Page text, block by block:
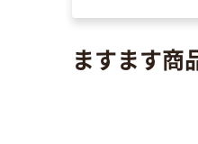
ますます商